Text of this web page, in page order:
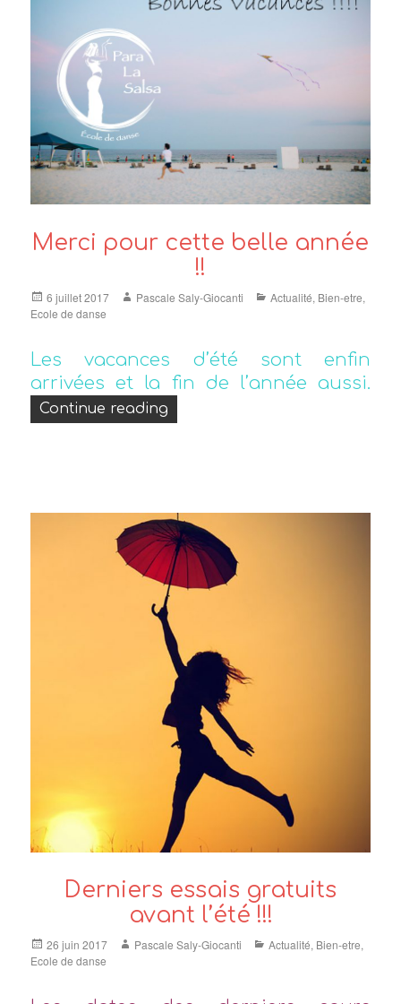
Merci pour cette belle année
!!
Posted
on
6 juillet 2017 Author
Pascale Saly-Giocanti Categories
Actualité, Bien-etre,
Ecole de danse
Les vacances d’été sont enfin
arrivées et la fin de l’année aussi.
Continue reading
Derniers essais gratuits
avant l’été !!!
Posted
on
26 juin 2017 Author
Pascale Saly-Giocanti Categories
Actualité, Bien-etre,
Ecole de danse